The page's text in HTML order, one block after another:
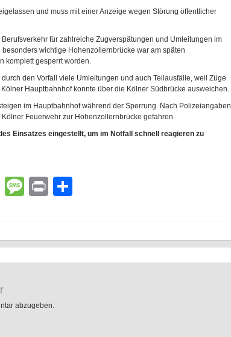
und muss mit einer Anzeige wegen Störung öffentlicher
für zahlreiche Zugverspätungen und Umleitungen im
wichtige Hohenzollernbrücke war am späten
komplett gesperrt worden.
den Vorfall viele Umleitungen und auch Teilausfälle, weil Züge
Hauptbahnhof konnte über die Kölner Südbrücke ausweichen.
im Hauptbahnhof während der Sperrung. Nach Polizeiangaben
Feuerwehr zur Hohenzollernbrücke gefahren.
Einsatzes eingestellt, um im Notfall schnell reagieren zu
EmailMessage
Print
abzugeben.